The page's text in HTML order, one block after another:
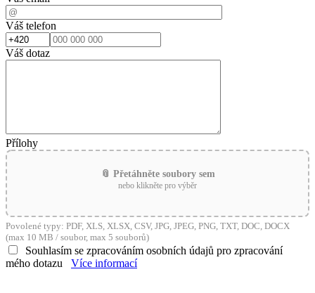
Váš telefon
Váš dotaz
Přílohy
📎 Přetáhněte soubory sem
nebo klikněte pro výběr
Povolené typy: PDF, XLS, XLSX, CSV, JPG, JPEG, PNG, TXT, DOC, DOCX
(max 10 MB / soubor, max 5 souborů)
Souhlasím se zpracováním osobních údajů pro zpracování
mého dotazu
Více informací